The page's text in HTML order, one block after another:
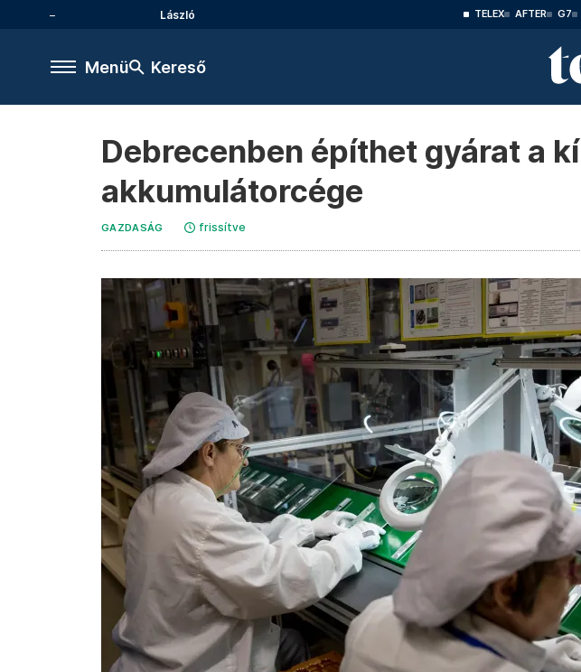
László TELEX AFTER G7
Menü Kereső
Debrecenben építhet gyárat a
akkumulátorcége
GAZDASÁG frissítve